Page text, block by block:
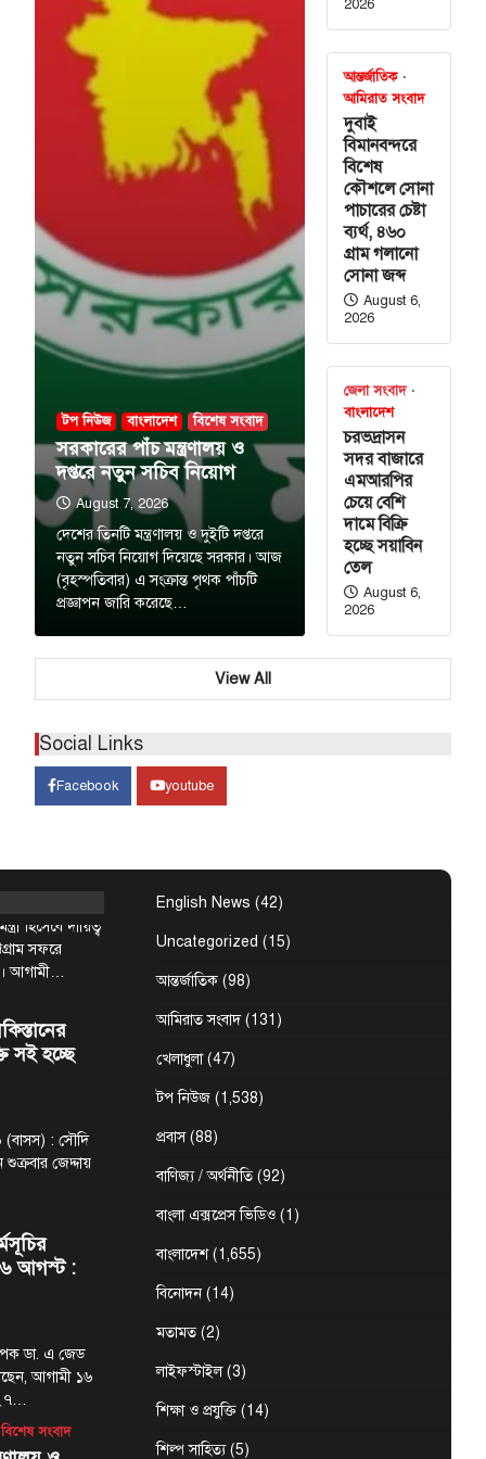
টপ নিউজ বাংলাদেশ বিশেষ সংবাদ
সরকারের পাঁচ মন্ত্রণালয় ও
দপ্তরে নতুন সচিব নিয়োগ
August 7, 2026
দেশের তিনটি মন্ত্রণালয় ও দুইটি দপ্তরে
নতুন সচিব নিয়োগ দিয়েছে সরকার। আজ
(বৃহস্পতিবার) এ সংক্রান্ত পৃথক পাঁচটি
প্রজ্ঞাপন জারি করেছে…
2026
আন্তর্জাতিক
আমিরাত সংবাদ
দুবাই
বিমানবন্দরে
বিশেষ
কৌশলে সোনা
পাচারের চেষ্টা
ব্যর্থ, ৪৬০
গ্রাম গলানো
সোনা জব্দ
August 6,
2026
জেলা সংবাদ
বাংলাদেশ
চরভদ্রাসন
সদর বাজারে
এমআরপির
চেয়ে বেশি
দামে বিক্রি
হচ্ছে সয়াবিন
তেল
August 6,
2026
View All
Social Links
Facebook youtube
আগস্ট :
ডা. এ জেড
আগামী ১৬
ও
ও দুইটি দপ্তরে
সরকার। আজ
অনুভূতি
ভারতকে আরও
হিসেবে দায়িত্ব
সফরে
আগামী…
সই হচ্ছে
: সৌদি
জেদ্দায়
আগস্ট :
ডা. এ জেড
আগামী ১৬
বিশেষ সংবাদ
English News (42)
Uncategorized (15)
আন্তর্জাতিক (98)
আমিরাত সংবাদ(131)
খেলাধুলা(47)
টপ নিউজ (1,538)
প্রবাস(88)
বাণিজ্য / অর্থনীতি (92)
বাংলা এক্সপ্রেস ভিডিও (1)
বাংলাদেশ(1,655)
বিনোদন (14)
মতামত (2)
লাইফস্টাইল(3)
শিক্ষা ও প্রযুক্তি (14)
শিল্প সাহিত্য(5)